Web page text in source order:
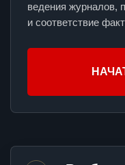
ведения журналов,
и соответствие